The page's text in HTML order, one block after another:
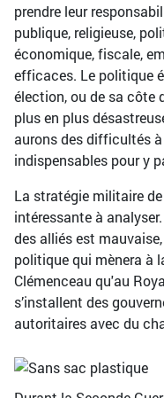
prendre leur
publique, religieuse,
économique, fiscale,
efficaces. Le politique
élection, ou de sa côte
plus en plus
aurons des difficultés
indispensables pour y
La stratégie militaire
intéressante à
des alliés est
politique qui mènera à
Clémenceau qu'au
s’installent des
autoritaires avec du